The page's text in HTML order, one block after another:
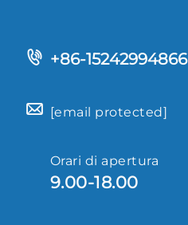
+86-15242994866
[email protected]
Orari di apertura
9.00-18.00